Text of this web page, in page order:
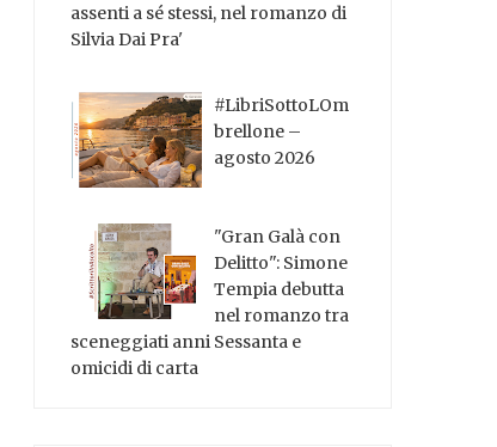
assenti a sé stessi, nel romanzo di
Silvia Dai Pra'
#LibriSottoLOm
brellone –
agosto 2026
"Gran Galà con
Delitto": Simone
Tempia debutta
nel romanzo tra
sceneggiati anni Sessanta e
omicidi di carta